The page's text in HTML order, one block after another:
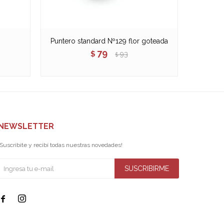
Puntero standard Nº129 flor goteada
$ 79 $ 93
y recibí todas nuestras novedades!
SUSCRIBIRME
 